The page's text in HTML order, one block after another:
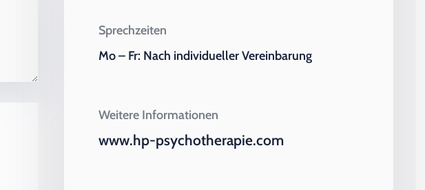
Sprechzeiten
Mo – Fr: Nach individueller Vereinbarung
Weitere Informationen
www.hp-psychotherapie.com